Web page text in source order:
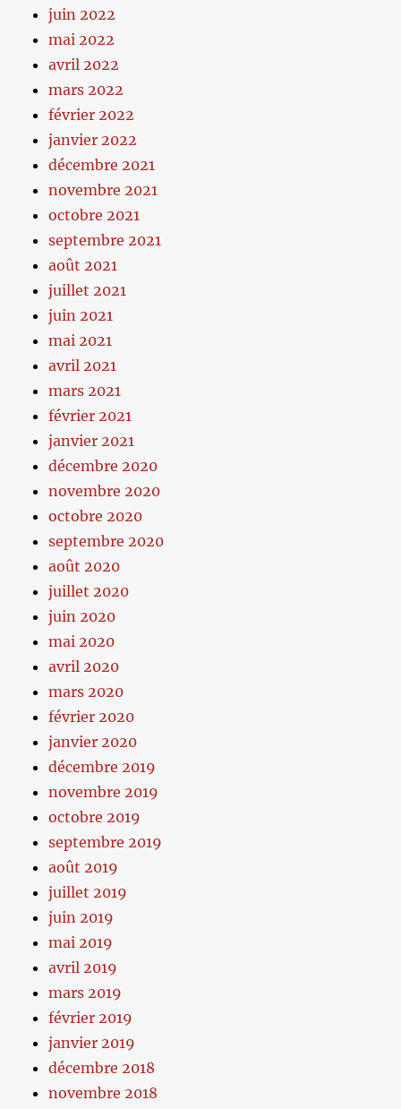
juin 2022
mai 2022
avril 2022
mars 2022
février 2022
janvier 2022
décembre 2021
novembre 2021
octobre 2021
septembre 2021
août 2021
juillet 2021
juin 2021
mai 2021
avril 2021
mars 2021
février 2021
janvier 2021
décembre 2020
novembre 2020
octobre 2020
septembre 2020
août 2020
juillet 2020
juin 2020
mai 2020
avril 2020
mars 2020
février 2020
janvier 2020
décembre 2019
novembre 2019
octobre 2019
septembre 2019
août 2019
juillet 2019
juin 2019
mai 2019
avril 2019
mars 2019
février 2019
janvier 2019
décembre 2018
novembre 2018